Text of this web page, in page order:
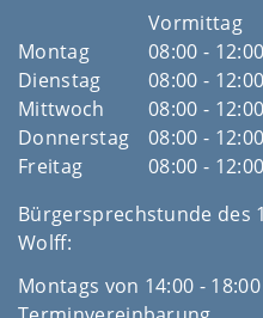
Vormittag
Montag
08:00 -
Dienstag
08:00 -
Mittwoch
08:00 -
Donnerstag
08:00 -
Freitag
08:00 -
Bürgersprechstunde des
Wolff:
Montags von 14:00 -